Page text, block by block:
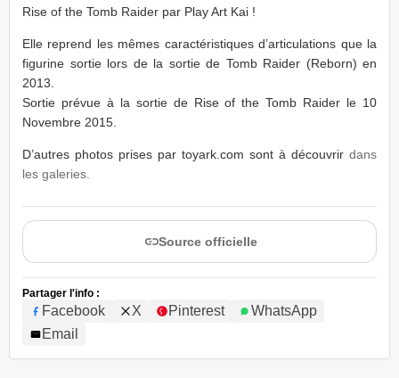
Rise of the Tomb Raider par Play Art Kai !
Elle reprend les mêmes caractéristiques d’articulations que la
figurine sortie lors de la sortie de Tomb Raider (Reborn) en
2013.
Sortie prévue à la sortie de Rise of the Tomb Raider le 10
Novembre 2015.
D’autres photos prises par toyark.com sont à découvrir dans
les galeries.
Source officielle
Partager l'info :
Facebook X Pinterest
WhatsApp
Email